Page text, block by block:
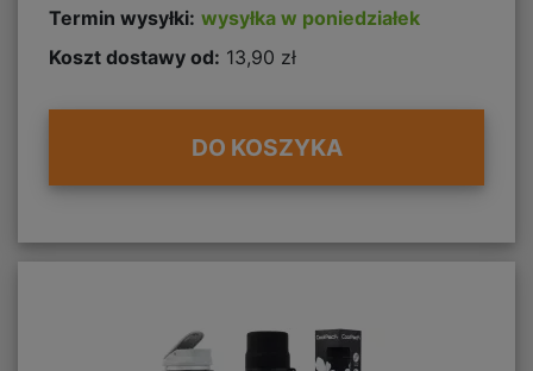
Termin wysyłki: wysyłka w poniedziałek
Koszt dostawy od: 13,90 zł
DO KOSZYKA